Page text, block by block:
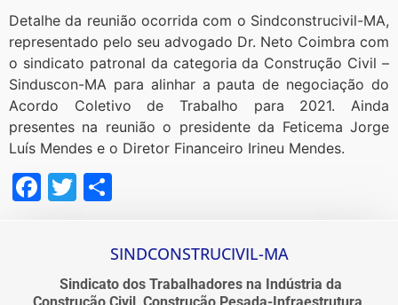
Detalhe da reunião ocorrida com o Sindconstrucivil-MA,
representado pelo seu advogado Dr. Neto Coimbra com
o sindicato patronal da categoria da Construção Civil –
Sinduscon-MA para alinhar a pauta de negociação do
Acordo Coletivo de Trabalho para 2021. Ainda
presentes na reunião o presidente da Feticema Jorge
Luís Mendes e o Diretor Financeiro Irineu Mendes.
Facebook
Twitter
SINDCONSTRUCIVIL-MA
Sindicato dos Trabalhadores na Indústria da